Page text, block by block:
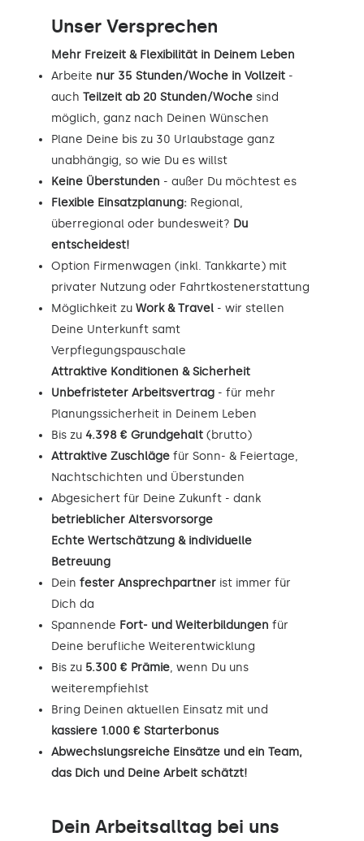
Unser Versprechen
Mehr Freizeit & Flexibilität in Deinem Leben
Arbeite nur 35 Stunden/Woche in Vollzeit -
auch Teilzeit ab 20 Stunden/Woche sind
möglich, ganz nach Deinen Wünschen
Plane Deine bis zu 30 Urlaubstage ganz
unabhängig, so wie Du es willst
Keine Überstunden - außer Du möchtest es
Flexible Einsatzplanung: Regional,
überregional oder bundesweit? Du
entscheidest!
Option Firmenwagen (inkl. Tankkarte) mit
privater Nutzung oder Fahrtkostenerstattung
Möglichkeit zu Work & Travel - wir stellen
Deine Unterkunft samt
Verpflegungspauschale
Attraktive Konditionen & Sicherheit
Unbefristeter Arbeitsvertrag - für mehr
Planungssicherheit in Deinem Leben
Bis zu 4.398 € Grundgehalt (brutto)
Attraktive Zuschläge für Sonn- & Feiertage,
Nachtschichten und Überstunden
Abgesichert für Deine Zukunft - dank
betrieblicher Altersvorsorge
Echte Wertschätzung & individuelle
Betreuung
Dein fester Ansprechpartner ist immer für
Dich da
Spannende Fort- und Weiterbildungen für
Deine berufliche Weiterentwicklung
Bis zu 5.300 € Prämie, wenn Du uns
weiterempfiehlst
Bring Deinen aktuellen Einsatz mit und
kassiere 1.000 € Starterbonus
Abwechslungsreiche Einsätze und ein Team,
das Dich und Deine Arbeit schätzt!
Dein Arbeitsalltag bei uns